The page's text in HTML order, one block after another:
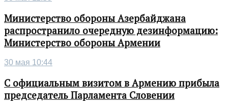
Министерство обороны Азербайджана
распространило очередную дезинформацию:
Министерство обороны Армении
30 мая 10:44
С официальным визитом в Армению прибыла
председатель Парламента Словении